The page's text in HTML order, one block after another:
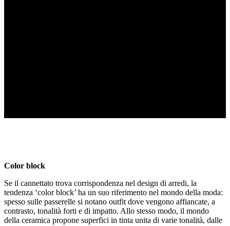
Color block
Se il cannettato trova corrispondenza nel design di arredi, la
tendenza ‘color block’ ha un suo riferimento nel mondo della moda:
spesso sulle passerelle si notano outfit dove vengono affiancate, a
contrasto, tonalità forti e di impatto. Allo stesso modo, il mondo
della ceramica propone superfici in tinta unita di varie tonalità, dalle